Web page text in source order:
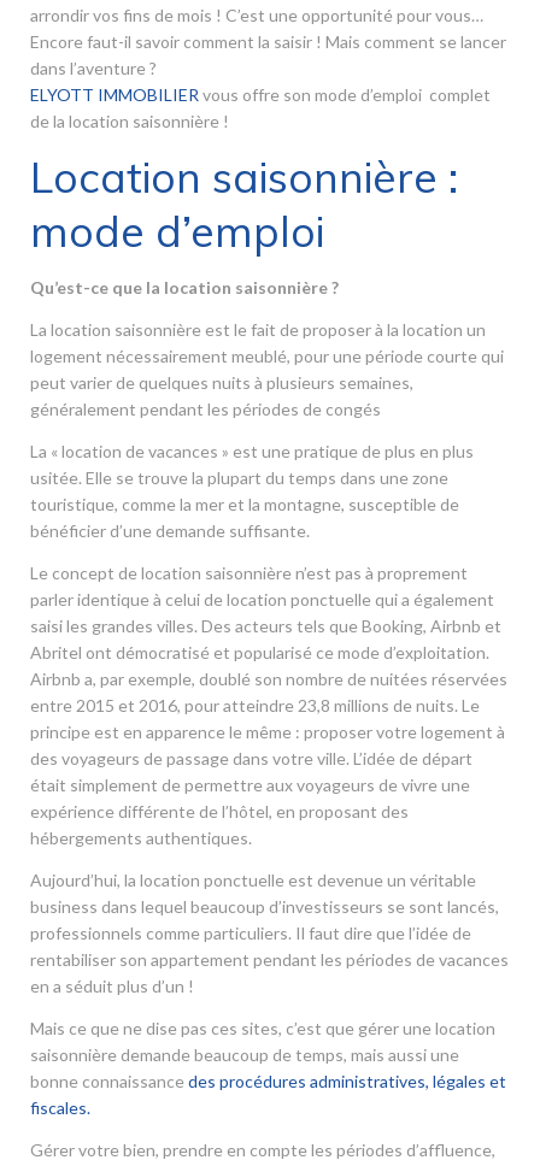
arrondir vos fins de mois ! C’est une opportunité pour vous…
Encore faut-il savoir comment la saisir ! Mais comment se lancer
dans l’aventure ?
ELYOTT IMMOBILIER vous offre son mode d’emploi complet
de la location saisonnière !
Location saisonnière :
mode d’emploi
Qu’est-ce que la location saisonnière ?
La location saisonnière est le fait de proposer à la location un
logement nécessairement meublé, pour une période courte qui
peut varier de quelques nuits à plusieurs semaines,
généralement pendant les périodes de congés
La « location de vacances » est une pratique de plus en plus
usitée. Elle se trouve la plupart du temps dans une zone
touristique, comme la mer et la montagne, susceptible de
bénéficier d’une demande suffisante.
Le concept de location saisonnière n’est pas à proprement
parler identique à celui de location ponctuelle qui a également
saisi les grandes villes. Des acteurs tels que Booking, Airbnb et
Abritel ont démocratisé et popularisé ce mode d’exploitation.
Airbnb a, par exemple, doublé son nombre de nuitées réservées
entre 2015 et 2016, pour atteindre 23,8 millions de nuits. Le
principe est en apparence le même : proposer votre logement à
des voyageurs de passage dans votre ville. L’idée de départ
était simplement de permettre aux voyageurs de vivre une
expérience différente de l’hôtel, en proposant des
hébergements authentiques.
Aujourd’hui, la location ponctuelle est devenue un véritable
business dans lequel beaucoup d’investisseurs se sont lancés,
professionnels comme particuliers. Il faut dire que l’idée de
rentabiliser son appartement pendant les périodes de vacances
en a séduit plus d’un !
Mais ce que ne dise pas ces sites, c’est que gérer une location
saisonnière demande beaucoup de temps, mais aussi une
bonne connaissance des procédures administratives, légales et
fiscales.
Gérer votre bien, prendre en compte les périodes d’affluence,